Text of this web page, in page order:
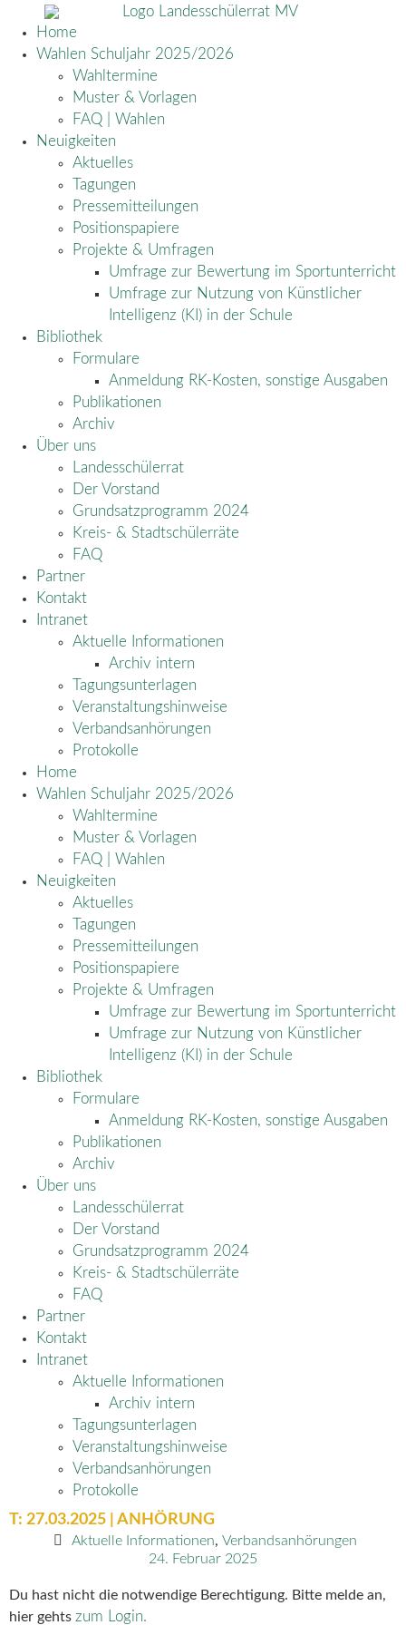
Home
Wahlen Schuljahr 2025/2026
Wahltermine
Muster & Vorlagen
FAQ | Wahlen
Neuigkeiten
Aktuelles
Tagungen
Pressemitteilungen
Positionspapiere
Projekte & Umfragen
Umfrage zur Bewertung im Sportunterricht
Umfrage zur Nutzung von Künstlicher
Intelligenz (KI) in der Schule
Bibliothek
Formulare
Anmeldung RK-Kosten, sonstige Ausgaben
Publikationen
Archiv
Über uns
Landesschülerrat
Der Vorstand
Grundsatzprogramm 2024
Kreis- & Stadtschülerräte
FAQ
Partner
Kontakt
Intranet
Aktuelle Informationen
Archiv intern
Tagungsunterlagen
Veranstaltungshinweise
Verbandsanhörungen
Protokolle
Home
Wahlen Schuljahr 2025/2026
Wahltermine
Muster & Vorlagen
FAQ | Wahlen
Neuigkeiten
Aktuelles
Tagungen
Pressemitteilungen
Positionspapiere
Projekte & Umfragen
Umfrage zur Bewertung im Sportunterricht
Umfrage zur Nutzung von Künstlicher
Intelligenz (KI) in der Schule
Bibliothek
Formulare
Anmeldung RK-Kosten, sonstige Ausgaben
Publikationen
Archiv
Über uns
Landesschülerrat
Der Vorstand
Grundsatzprogramm 2024
Kreis- & Stadtschülerräte
FAQ
Partner
Kontakt
Intranet
Aktuelle Informationen
Archiv intern
Tagungsunterlagen
Veranstaltungshinweise
Verbandsanhörungen
Protokolle
T: 27.03.2025 | ANHÖRUNG
Aktuelle Informationen, Verbandsanhörungen
24. Februar 2025
Du hast nicht die notwendige Berechtigung. Bitte melde an,
hier gehts zum Login.